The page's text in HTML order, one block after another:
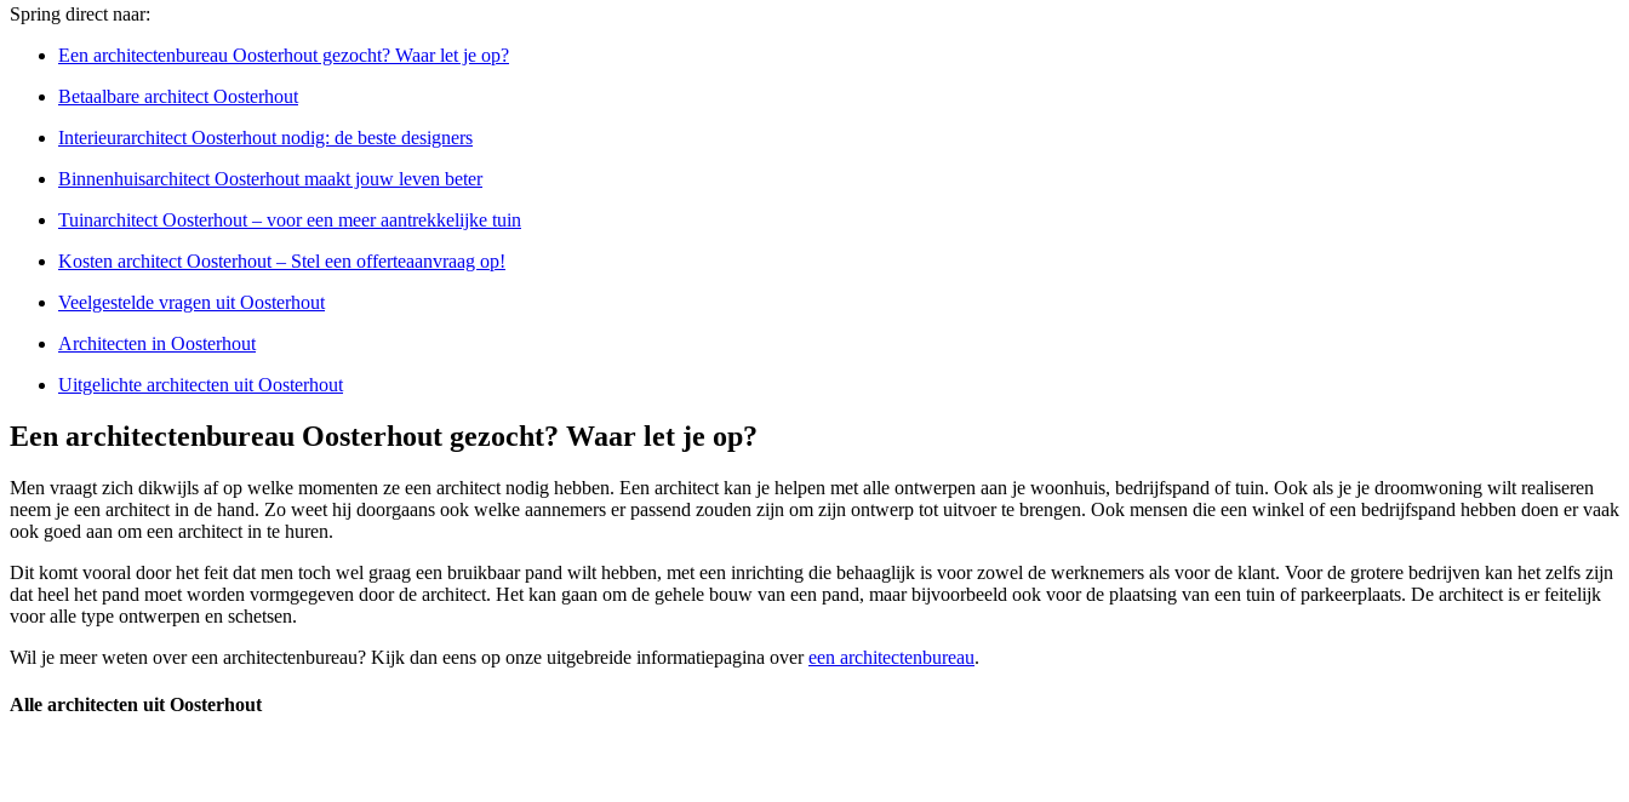
Spring direct naar:
Een architectenbureau Oosterhout gezocht? Waar let je op?
Betaalbare architect Oosterhout
Interieurarchitect Oosterhout nodig: de beste designers
Binnenhuisarchitect Oosterhout maakt jouw leven beter
Tuinarchitect Oosterhout – voor een meer aantrekkelijke tuin
Kosten architect Oosterhout – Stel een offerteaanvraag op!
Veelgestelde vragen uit Oosterhout
Architecten in Oosterhout
Uitgelichte architecten uit Oosterhout
Een architectenbureau Oosterhout gezocht? Waar let je op?
Men vraagt zich dikwijls af op welke momenten ze een architect nodig hebben. Een architect kan je helpen met alle ontwerpen aan je woonhuis, bedrijfspand of tuin. Ook als je je droomwoning wilt realiseren
neem je een architect in de hand. Zo weet hij doorgaans ook welke aannemers er passend zouden zijn om zijn ontwerp tot uitvoer te brengen. Ook mensen die een winkel of een bedrijfspand hebben doen er vaak
ook goed aan om een architect in te huren.
Dit komt vooral door het feit dat men toch wel graag een bruikbaar pand wilt hebben, met een inrichting die behaaglijk is voor zowel de werknemers als voor de klant. Voor de grotere bedrijven kan het zelfs zijn
dat heel het pand moet worden vormgegeven door de architect. Het kan gaan om de gehele bouw van een pand, maar bijvoorbeeld ook voor de plaatsing van een tuin of parkeerplaats. De architect is er feitelijk
voor alle type ontwerpen en schetsen.
Wil je meer weten over een architectenbureau? Kijk dan eens op onze uitgebreide informatiepagina overeen architectenbureau.
Alle architecten uit Oosterhout